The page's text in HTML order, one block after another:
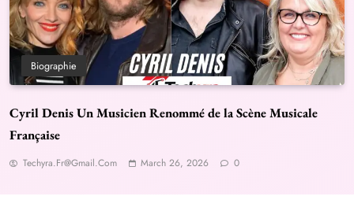
Biographie
Cyril Denis Un Musicien Renommé de la Scène Musicale
Française
Techyra.fr@gmail.com March 26, 2026 0